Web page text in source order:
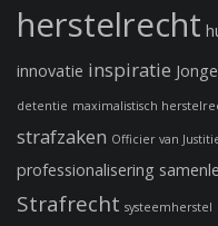
herstelrecht
innovatie inspiratie
detentie maximalistisch
strafzaken Officier van
professionalisering
Strafrecht systeemherstel